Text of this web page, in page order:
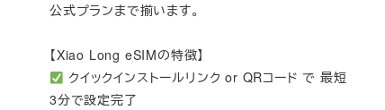
公式プランまで揃います。
【Xiao Long eSIMの特徴】
クイックインストールリンク or QRコード で 最短
3分で設定完了